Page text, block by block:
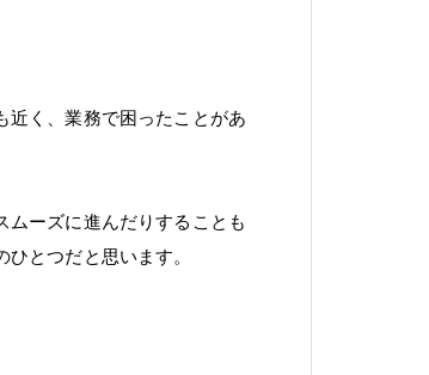
近く、業務で困ったことがあ
ーズに進んだりすることも
とつだと思います。